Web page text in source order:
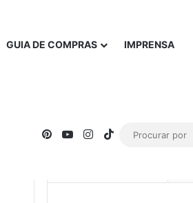
GUIA DE COMPRAS IMPRENSA
PinterestYouTubeInstagram
TikTok